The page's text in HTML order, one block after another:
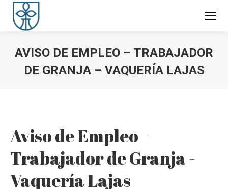
AVISO DE EMPLEO – TRABAJADOR
DE GRANJA – VAQUERÍA LAJAS
Aviso de Empleo -
Trabajador de Granja -
Vaquería Lajas